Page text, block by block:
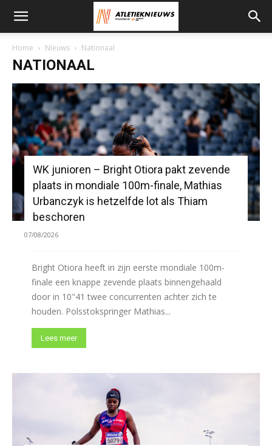
Home Nieuws Nationaal
NATIONAAL
WK junioren – Bright Otiora pakt zevende
plaats in mondiale 100m-finale, Mathias
Urbanczyk is hetzelfde lot als Thiam
beschoren
07/08/2026
Bright Otiora heeft in zijn eerste mondiale 100m-
finale een knappe zevende plaats binnengehaald
door in 10"41 twee concurrenten achter zich te
houden. Polsstokspringer Mathias...
Lees meer